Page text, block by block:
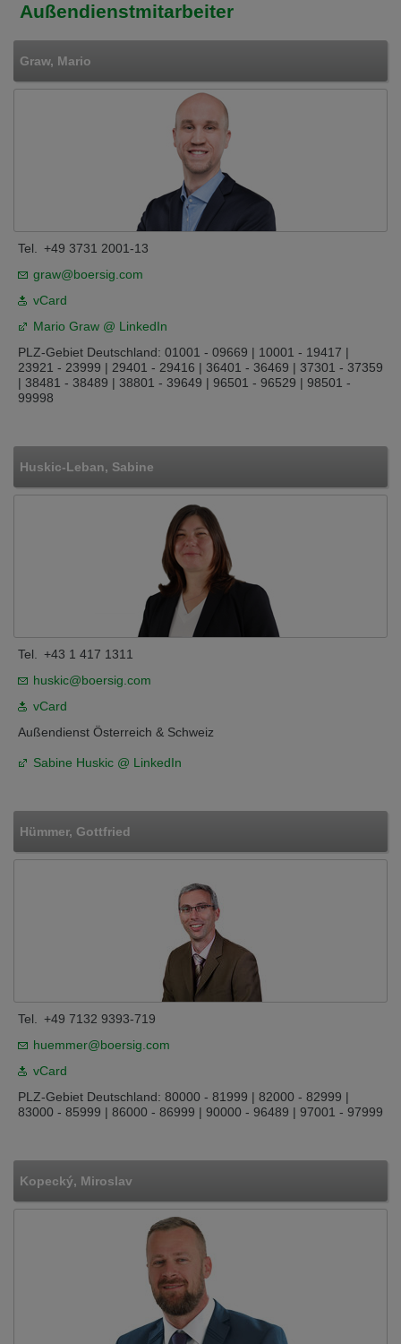
Außendienstmitarbeiter
Graw, Mario
Tel.
+49 3731 2001-13
graw@boersig.com
vCard
Mario Graw @ LinkedIn
PLZ-Gebiet Deutschland: 01001 - 09669 | 10001 - 19417 |
23921 - 23999 | 29401 - 29416 | 36401 - 36469 | 37301 - 37359
| 38481 - 38489 | 38801 - 39649 | 96501 - 96529 | 98501 -
99998
Huskic-Leban, Sabine
Tel.
+43 1 417 1311
huskic@boersig.com
vCard
Außendienst Österreich & Schweiz
Sabine Huskic @ LinkedIn
Hümmer, Gottfried
Tel.
+49 7132 9393-719
huemmer@boersig.com
vCard
PLZ-Gebiet Deutschland: 80000 - 81999 | 82000 - 82999 |
83000 - 85999 | 86000 - 86999 | 90000 - 96489 | 97001 - 97999
Kopecký, Miroslav